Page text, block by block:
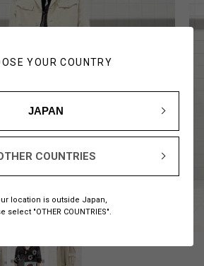
YOUR COUNTRY
JAPAN
COUNTRIES
location is outside Japan,
select "OTHER COUNTRIES".